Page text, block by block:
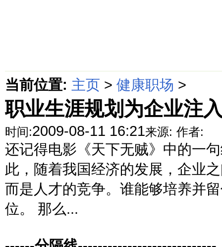
当前位置: 主页 > 健康职场 >
职业生涯规划为企业注
时间:2009-08-11 16:21来源: 作者:
还记得电影《天下无贼》中的一
此，随着我国经济的发展，企业
而是人才的竞争。谁能够培养并
位。 那么...